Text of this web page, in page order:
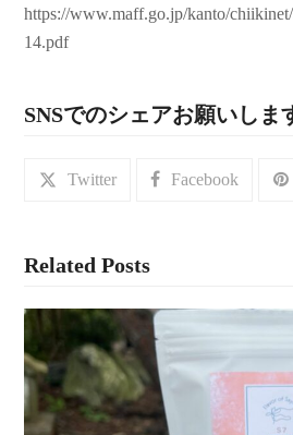
https://www.maff.go.jp/kanto/
14.pdf
SNSでのシェアお願いしま
Twitter Facebook
Related Posts